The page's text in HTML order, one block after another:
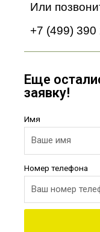
Или
+7 (499) 390
Еще
заявку!
Имя
Номер телефона